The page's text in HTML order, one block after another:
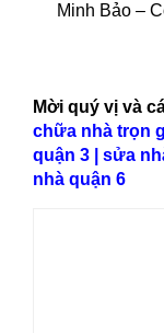
Minh Bảo –
Mời quý vị và
chữa nhà trọn
quận 3
sửa
nhà quận 6